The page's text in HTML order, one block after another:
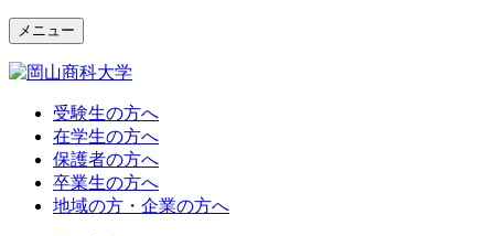
メニュー
受験生の方へ
在学生の方へ
保護者の方へ
卒業生の方へ
地域の方・企業の方へ